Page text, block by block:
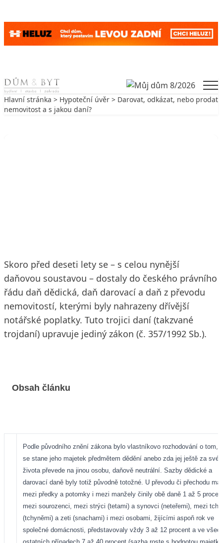
Skip to content
Hlavní stránka > Hypoteční úvěr > Darovat, odkázat, nebo prodat
nemovitost a s jakou daní?
Skoro před deseti lety se – s celou nynější
daňovou soustavou – dostaly do českého právního
řádu daň dědická, daň darovací a daň z převodu
nemovitostí, kterými byly nahrazeny dřívější
notářské poplatky. Tuto trojici daní (takzvané
trojdaní) upravuje jediný zákon (č. 357/1992 Sb.).
Obsah článku
Podle původního znění zákona bylo vlastníkovo rozhodování o tom,
se stane jeho majetek předmětem dědění anebo zda jej ještě za
života převede na jinou osobu, daňově neutrální. Sazby dědické a
darovací daně byly totiž původně totožné. U převodu či přechodu
mezi předky a potomky i mezi manžely činily obě daně 1 až 5
mezi sourozenci, mezi strýci (tetami) a synovci (neteřemi), mezi
(tchyněmi) a zeti (snachami) i mezi osobami, žijícími aspoň rok ve
společné domácnosti, představovaly vždy 3 až 12 procent a ve